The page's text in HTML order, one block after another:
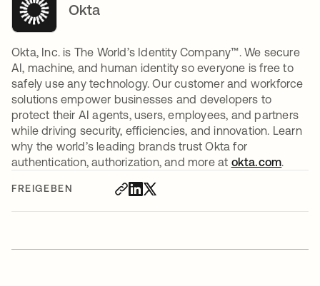
FREIGEBEN
Okta
Okta, Inc. is The World’s Identity Company™. We secure
AI, machine, and human identity so everyone is free to
safely use any technology. Our customer and workforce
solutions empower businesses and developers to
protect their AI agents, users, employees, and partners
while driving security, efficiencies, and innovation. Learn
why the world’s leading brands trust Okta for
authentication, authorization, and more at okta.com.